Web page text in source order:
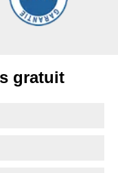
gratuit